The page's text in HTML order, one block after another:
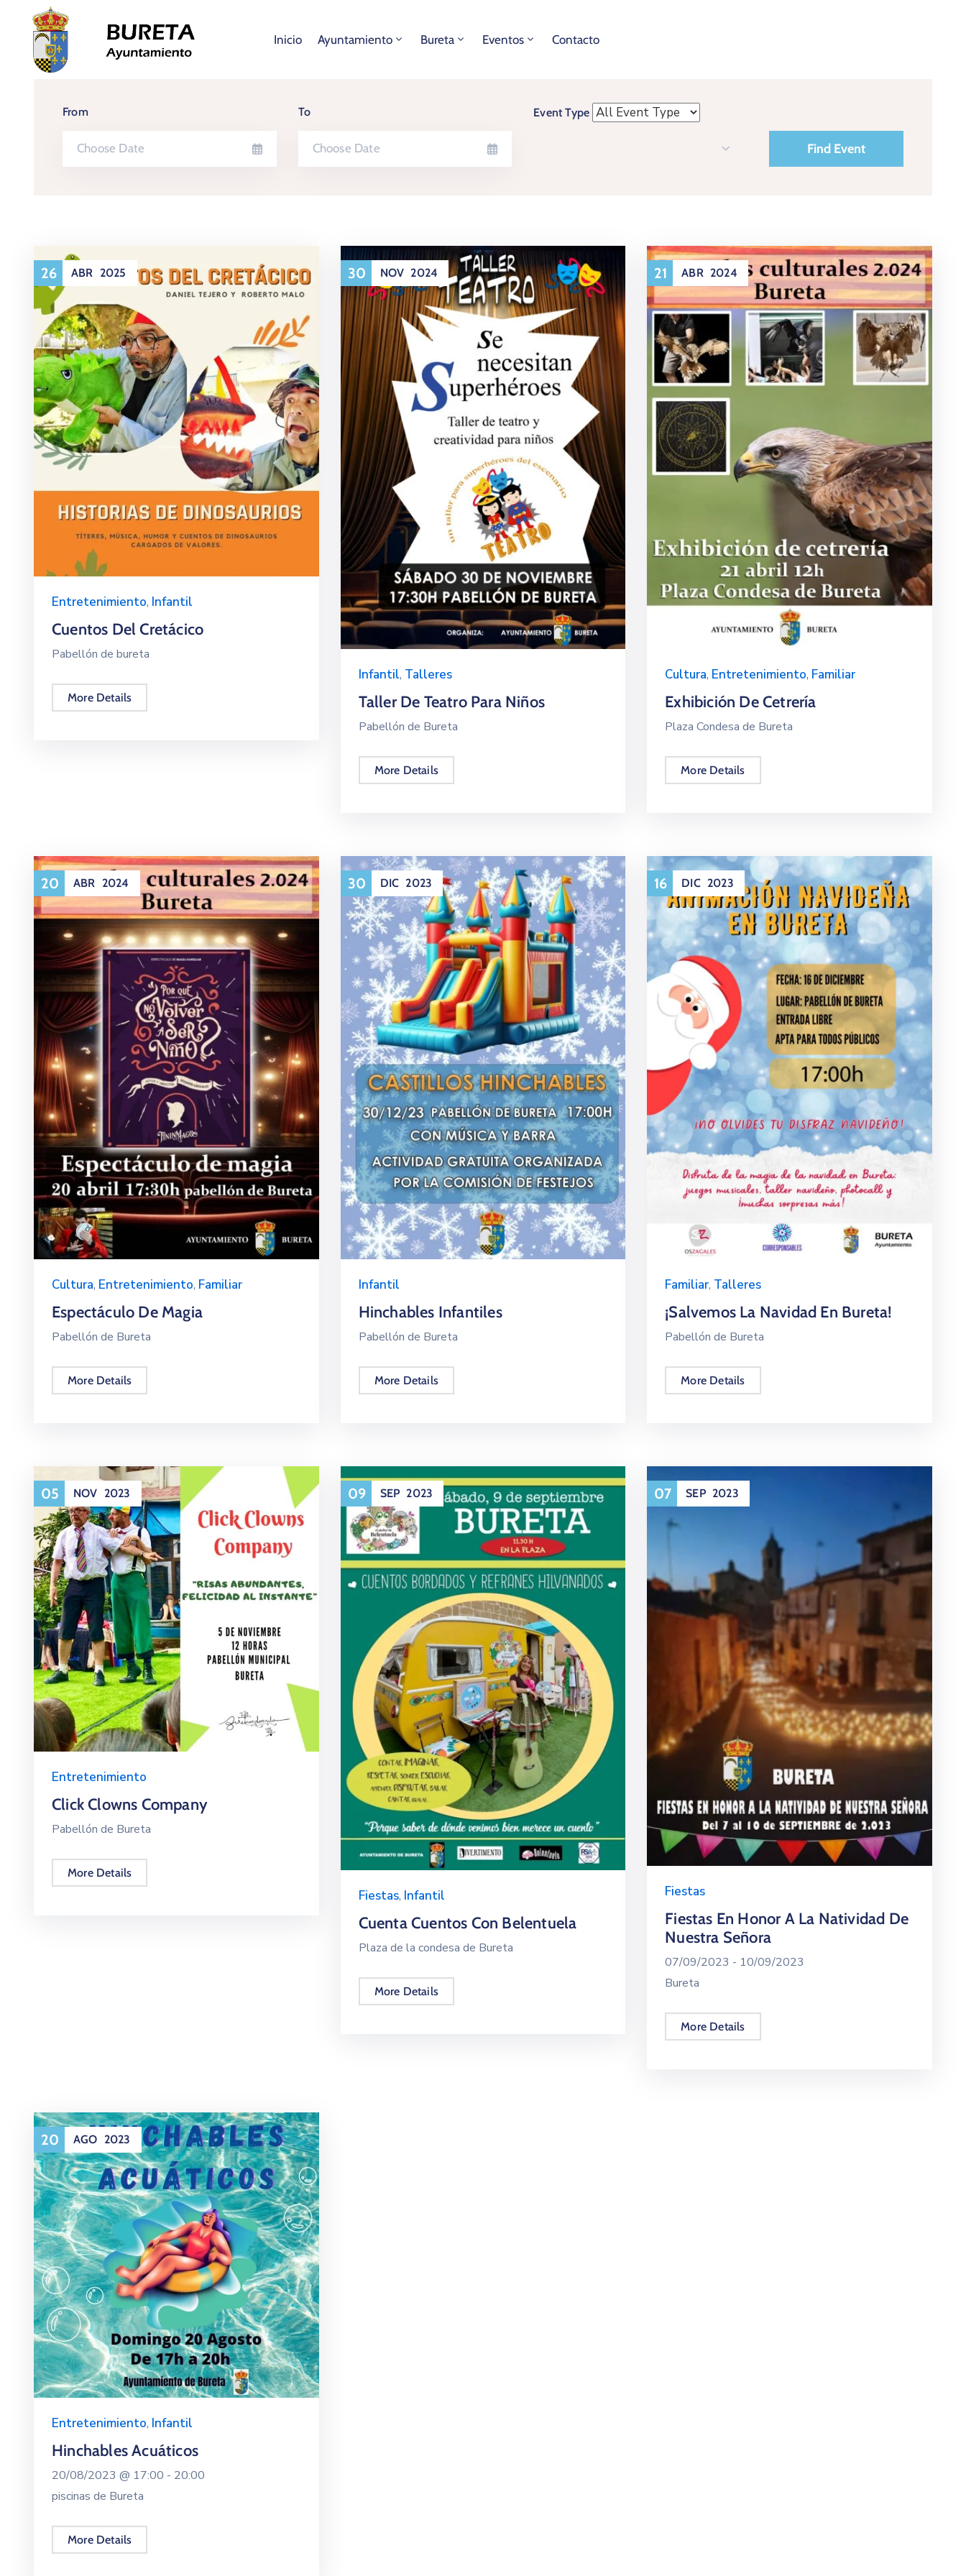
Inicio Ayuntamiento Bureta Eventos Contacto
From To Event Type
26 ABR 2025
Entretenimiento, Infantil
Cuentos Del Cretácico
Pabellón de bureta
More Details
30 NOV 2024
Infantil, Talleres
Taller De Teatro Para Niños
Pabellón de Bureta
More Details
21 ABR 2024
Cultura, Entretenimiento, Familiar
Exhibición De Cetrería
Plaza Condesa de Bureta
More Details
20 ABR 2024
Cultura, Entretenimiento, Familiar
Espectáculo De Magia
Pabellón de Bureta
More Details
30 DIC 2023
Infantil
Hinchables Infantiles
Pabellón de Bureta
More Details
16 DIC 2023
Familiar, Talleres
¡Salvemos La Navidad En Bureta!
Pabellón de Bureta
More Details
05 NOV 2023
Entretenimiento
Click Clowns Company
Pabellón de Bureta
More Details
09 SEP 2023
Fiestas, Infantil
Cuenta Cuentos Con Belentuela
Plaza de la condesa de Bureta
More Details
07 SEP 2023
Fiestas
Fiestas En Honor A La Natividad De
Nuestra Señora
07/09/2023 - 10/09/2023
Bureta
More Details
20 AGO 2023
Entretenimiento, Infantil
Hinchables Acuáticos
20/08/2023 @ 17:00 - 20:00
piscinas de Bureta
More Details